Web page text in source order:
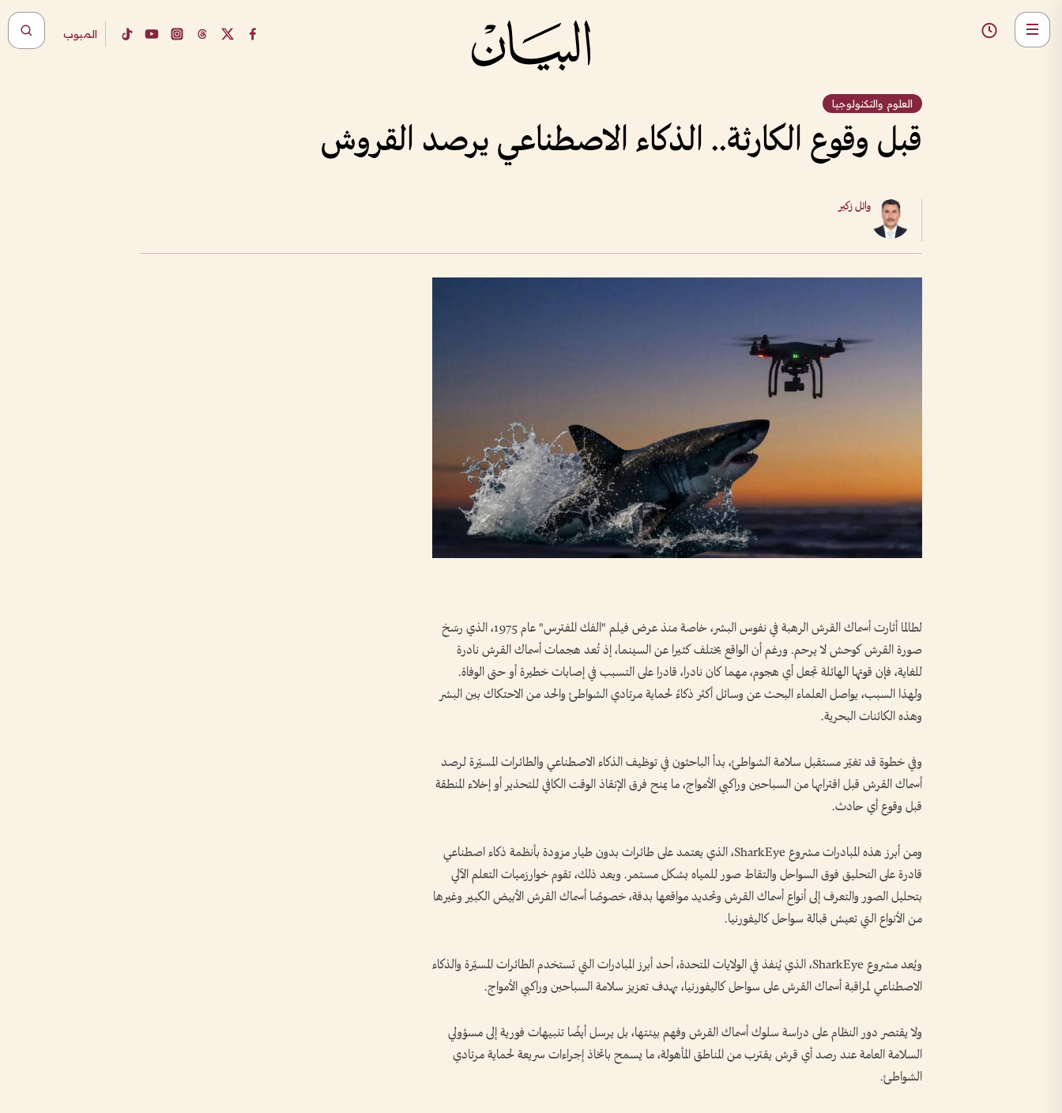
المبوب
العلوم والتكنولوجيا
قبل وقوع الكارثة.. الذكاء الاصطناعي يرصد القروش
وائل زكير
لطالما أثارت أسماك القرش الرهبة في نفوس البشر، خاصة منذ عرض فيلم "الفك المفترس" عام 1975، الذي رسّخ
صورة القرش كوحش لا يرحم. ورغم أن الواقع يختلف كثيرا عن السينما، إذ تُعد هجمات أسماك القرش نادرة
للغاية، فإن قوتها الهائلة تجعل أي هجوم، مهما كان نادرا، قادرا على التسبب في إصابات خطيرة أو حتى الوفاة.
ولهذا السبب، يواصل العلماء البحث عن وسائل أكثر ذكاءً لحماية مرتادي الشواطئ والحد من الاحتكاك بين البشر
وهذه الكائنات البحرية.
وفي خطوة قد تغيّر مستقبل سلامة الشواطئ، بدأ الباحثون في توظيف الذكاء الاصطناعي والطائرات المسيّرة لرصد
أسماك القرش قبل اقترابها من السباحين وراكبي الأمواج، ما يمنح فرق الإنقاذ الوقت الكافي للتحذير أو إخلاء المنطقة
قبل وقوع أي حادث.
ومن أبرز هذه المبادرات مشروع SharkEye، الذي يعتمد على طائرات بدون طيار مزودة بأنظمة ذكاء اصطناعي
قادرة على التحليق فوق السواحل والتقاط صور للمياه بشكل مستمر. وبعد ذلك، تقوم خوارزميات التعلم الآلي
بتحليل الصور والتعرف إلى أنواع أسماك القرش وتحديد مواقعها بدقة، خصوصًا أسماك القرش الأبيض الكبير وغيرها
من الأنواع التي تعيش قبالة سواحل كاليفورنيا.
ويُعد مشروع SharkEye، الذي يُنفذ في الولايات المتحدة، أحد أبرز المبادرات التي تستخدم الطائرات المسيّرة والذكاء
الاصطناعي لمراقبة أسماك القرش على سواحل كاليفورنيا، بهدف تعزيز سلامة السباحين وراكبي الأمواج.
ولا يقتصر دور النظام على دراسة سلوك أسماك القرش وفهم بيئتها، بل يرسل أيضًا تنبيهات فورية إلى مسؤولي
السلامة العامة عند رصد أي قرش يقترب من المناطق المأهولة، ما يسمح باتخاذ إجراءات سريعة لحماية مرتادي
الشواطئ.